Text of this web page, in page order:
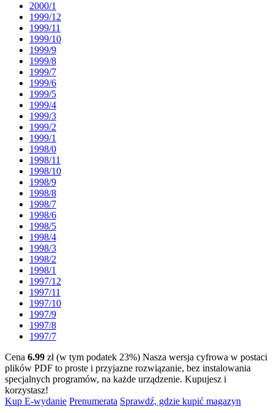
2000/1
1999/12
1999/11
1999/10
1999/9
1999/8
1999/7
1999/6
1999/5
1999/4
1999/3
1999/2
1999/1
1998/0
1998/11
1998/10
1998/9
1998/8
1998/7
1998/6
1998/5
1998/4
1998/3
1998/2
1998/1
1997/12
1997/11
1997/10
1997/9
1997/8
1997/7
Cena 6.99 zł (w tym podatek 23%) Nasza wersja cyfrowa w postaci
plików PDF to proste i przyjazne rozwiązanie, bez instalowania
specjalnych programów, na każde urządzenie. Kupujesz i
korzystasz!
Kup E-wydanie Prenumerata Sprawdź, gdzie kupić magazyn